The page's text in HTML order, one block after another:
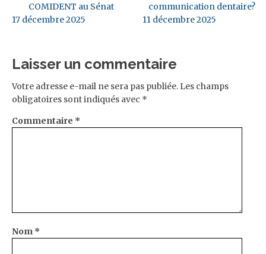
COMIDENT au Sénat
17 décembre 2025
communication dentaire?
11 décembre 2025
Laisser un commentaire
Votre adresse e-mail ne sera pas publiée. Les champs
obligatoires sont indiqués avec *
Commentaire *
Nom *